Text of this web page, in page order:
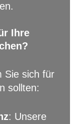
Ihre
Sie sich für
sollten:
: Unsere